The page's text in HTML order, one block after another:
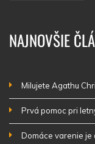
NAJNOVŠIE
Milujete Agathu
Prvá pomoc pri
Domáce varenie je